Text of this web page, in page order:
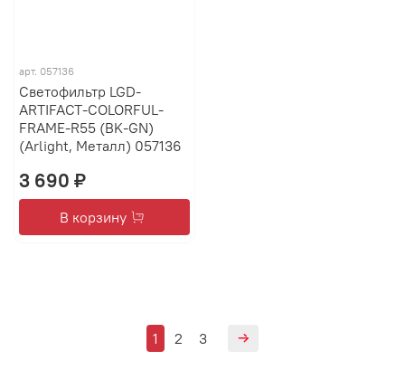
арт. 057136
Светофильтр LGD-
ARTIFACT-COLORFUL-
FRAME-R55 (BK-GN)
(Arlight, Металл) 057136
3 690 ₽
В корзину
1 2 3